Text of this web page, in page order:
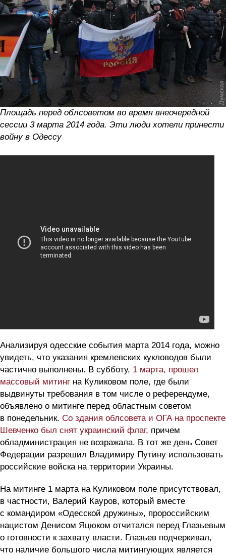
Площадь перед облсоветом во время внеочередной
сессии 3 марта 2014 года. Эти люди хотели принести
войну в Одессу
Анализируя одесские события марта 2014 года, можно
увидеть, что указания кремлевских кукловодов были
частично выполнены. В субботу, 1 марта, прошел
массовый митинг на Куликовом поле, где были
выдвинуты требования в том числе о референдуме,
объявлено о митинге перед областным советом
в понедельник. Со здания облсовета и ОГА на проспекте
Шевченко был снят украинский флаг, причем
обладминистрация не возражала. В тот же день Совет
Федерации разрешил Владимиру Путину использовать
российские войска на территории Украины.
На митинге 1 марта на Куликовом поле присутствовал,
в частности, Валерий Кауров, который вместе
с командиром «Одесской дружины», пророссийским
нацистом Денисом Яцюком отчитался перед Глазьевым
о готовности к захвату власти. Глазьев подчеркивал,
что наличие большого числа митингующих является